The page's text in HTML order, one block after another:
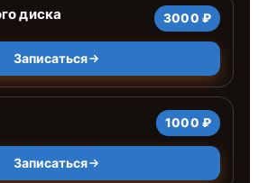
диска 3000 ₽
Записаться
1000 ₽
Записаться